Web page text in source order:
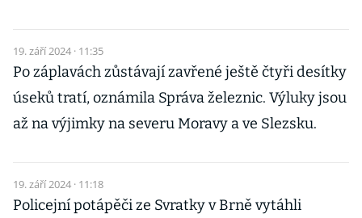
19. září 2024 · 11:35
Po záplavách zůstávají zavřené ještě čtyři desítky
úseků tratí, oznámila Správa železnic. Výluky jsou
až na výjimky na severu Moravy a ve Slezsku.
19. září 2024 · 11:18
Policejní potápěči ze Svratky v Brně vytáhli